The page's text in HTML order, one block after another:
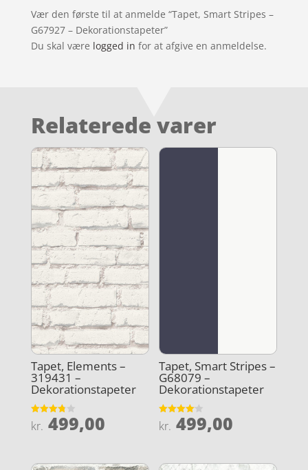
Vær den første til at anmelde “Tapet, Smart Stripes –
G67927 – Dekorationstapeter”
Du skal være logged in for at afgive en anmeldelse.
Relaterede varer
Tapet, Elements –
319431 –
Dekorationstapeter
Vurderet
3.8
kr. 499,00
Tapet, Smart Stripes –
G68079 –
Dekorationstapeter
Vurderet
4.1
kr. 499,00